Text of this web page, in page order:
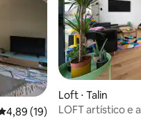
de uma avaliação média
4,89 (19)
Loft ⋅ Talin
LOFT artístico e